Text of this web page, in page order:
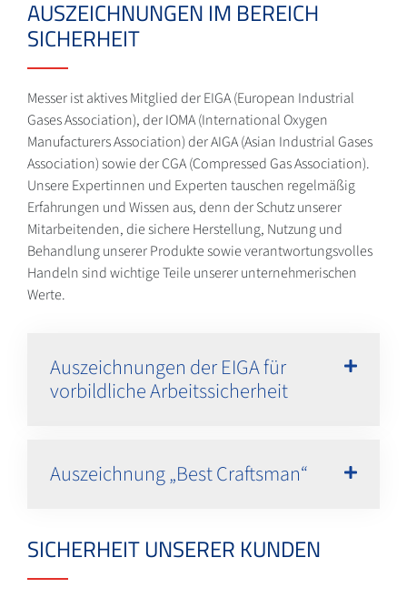
AUSZEICHNUNGEN IM BEREICH
SICHERHEIT
Messer ist aktives Mitglied der EIGA (European Industrial
Gases Association), der IOMA (International Oxygen
Manufacturers Association) der AIGA (Asian Industrial Gases
Association) sowie der CGA (Compressed Gas Association).
Unsere Expertinnen und Experten tauschen regelmäßig
Erfahrungen und Wissen aus, denn der Schutz unserer
Mitarbeitenden, die sichere Herstellung, Nutzung und
Behandlung unserer Produkte sowie verantwortungsvolles
Handeln sind wichtige Teile unserer unternehmerischen
Werte.
Auszeichnungen der EIGA für
vorbildliche Arbeitssicherheit
Auszeichnung „Best Craftsman“
SICHERHEIT UNSERER KUNDEN